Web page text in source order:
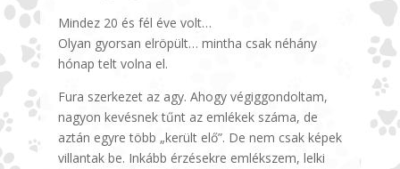
Mindez 20 és fél éve volt…
Olyan gyorsan elröpült… mintha csak néhány
hónap telt volna el.
Fura szerkezet az agy. Ahogy végiggondoltam,
nagyon kevésnek tűnt az emlékek száma, de
aztán egyre több „került elő”. De nem csak képek
villantak be. Inkább érzésekre emlékszem, lelki